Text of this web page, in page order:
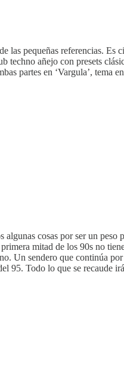
las pequeñas referencias.
techno añejo con presets
partes en ‘Vargula’,
cosas por ser un
mitad de los 90s no
Un sendero que continúa
95. Todo lo que se recaude